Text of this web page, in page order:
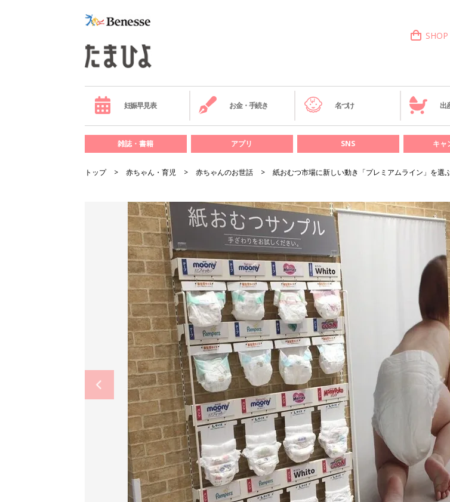
SHOP
妊娠早見表 お金・手続き 名づけ 出
雑誌・書籍 アプリ SNS キャ
トップ 赤ちゃん・育児 赤ちゃんのお世話 紙おむつ市場に新しい動き「プレミアムライン」を選